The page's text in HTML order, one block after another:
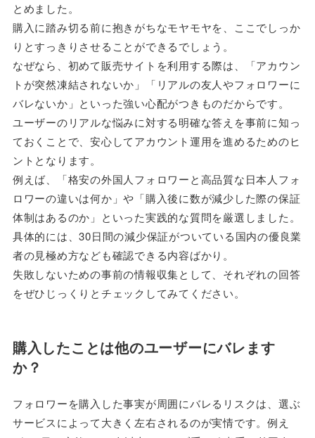
とめました。
購入に踏み切る前に抱きがちなモヤモヤを、ここでしっか
りとすっきりさせることができるでしょう。
なぜなら、初めて販売サイトを利用する際は、「アカウン
トが突然凍結されないか」「リアルの友人やフォロワーに
バレないか」といった強い心配がつきものだからです。
ユーザーのリアルな悩みに対する明確な答えを事前に知っ
ておくことで、安心してアカウント運用を進めるためのヒ
ントとなります。
例えば、「格安の外国人フォロワーと高品質な日本人フォ
ロワーの違いは何か」や「購入後に数が減少した際の保証
体制はあるのか」といった実践的な質問を厳選しました。
具体的には、30日間の減少保証がついている国内の優良業
者の見極め方なども確認できる内容ばかり。
失敗しないための事前の情報収集として、それぞれの回答
をぜひじっくりとチェックしてみてください。
購入したことは他のユーザーにバレます
か？
フォロワーを購入した事実が周囲にバレるリスクは、選ぶ
サービスによって大きく左右されるのが実情です。例え